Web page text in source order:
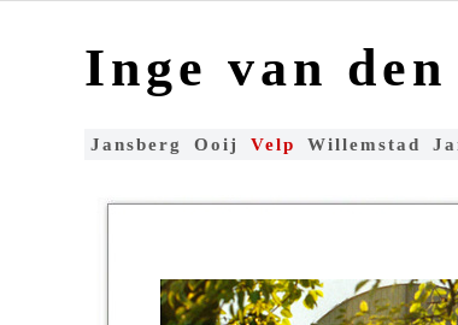
Inge van den
Jansberg Ooij Velp Willemstad